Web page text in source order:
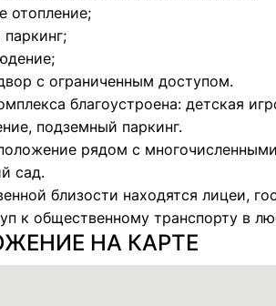
отопление;
с ограниченным доступом.
благоустроена: детская
подземный паркинг.
рядом с
сад.
близости находятся лицеи,
к общественному транспорту в
НА КАРТЕ